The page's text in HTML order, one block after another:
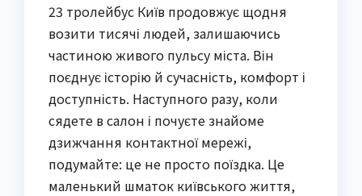
23 тролейбус Київ продовжує щодня
возити тисячі людей, залишаючись
частиною живого пульсу міста. Він
поєднує історію й сучасність, комфорт і
доступність. Наступного разу, коли
сядете в салон і почуєте знайоме
дзижчання контактної мережі,
подумайте: це не просто поїздка. Це
маленький шматок київського життя,